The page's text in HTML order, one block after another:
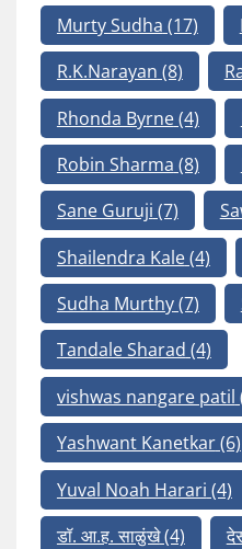
Murty Sudha (17)
R.K.Narayan (8)
Rhonda Byrne(4)
Robin Sharma (8)
Sane Guruji (7)
Shailendra Kale(4)
Sudha Murthy(7)
Tandale Sharad (4)
vishwas nangare patil
Yashwant Kanetkar(6)
Yuval Noah Harari (4)
डॉ. आ.ह. साळुंखे(4)